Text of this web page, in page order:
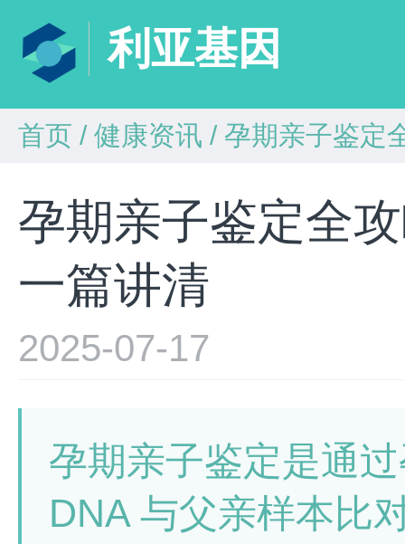
利亚基因
首页 / 健康资讯 / 孕期亲子鉴定
孕期亲子鉴定全
一篇讲清​
2025-07-17
孕期亲子鉴定是通
DNA 与父亲样本比